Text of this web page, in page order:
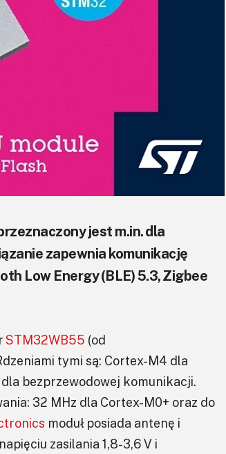
jest m.in. dla
zapewnia komunikację
Low Energy (BLE) 5.3, Zigbee
STM32WB55 (od
tymi są: Cortex-M4 dla
bezprzewodowej komunikacji.
32 MHz dla Cortex-M0+ oraz do
moduł posiada antenę i
zasilania 1,8-3,6 V i